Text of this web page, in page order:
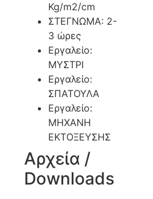
Kg/m2/cm
ΣΤΕΓΝΩΜΑ: 2-
3 ώρες
Εργαλείο:
ΜΥΣΤΡΙ
Εργαλείο:
ΣΠΑΤΟΥΛΑ
Εργαλείο:
ΜΗΧΑΝΗ
ΕΚΤΟΞΕΥΣΗΣ
Αρχεία /
Downloads